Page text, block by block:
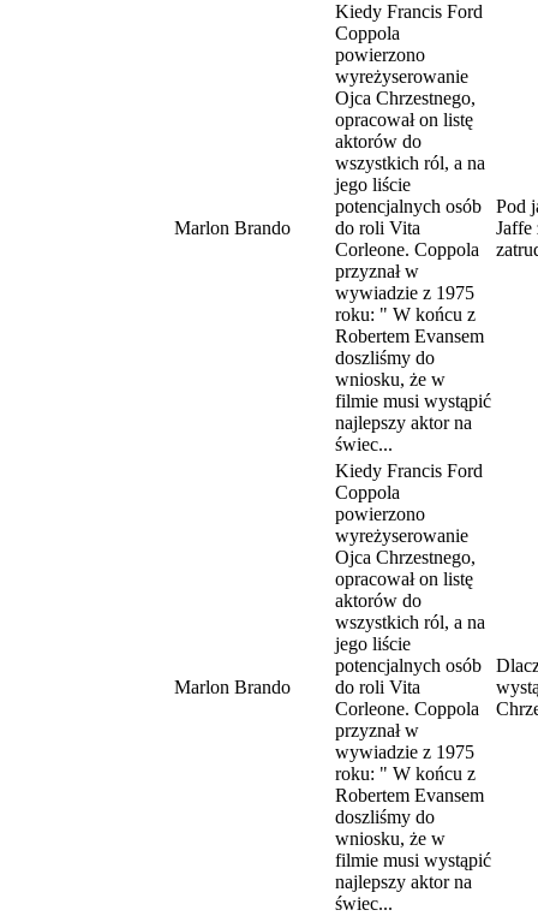
Marlon Brando
Kiedy Francis Ford
Coppola
powierzono
wyreżyserowanie
Ojca Chrzestnego,
opracował on listę
aktorów do
wszystkich ról, a na
jego liście
potencjalnych osób
do roli Vita
Corleone. Coppola
przyznał w
wywiadzie z 1975
roku: " W końcu z
Robertem Evansem
doszliśmy do
wniosku, że w
filmie musi wystąpić
najlepszy aktor na
świec...
Pod
Jaffe
Marlon Brando
Kiedy Francis Ford
Coppola
powierzono
wyreżyserowanie
Ojca Chrzestnego,
opracował on listę
aktorów do
wszystkich ról, a na
jego liście
potencjalnych osób
do roli Vita
Corleone. Coppola
przyznał w
wywiadzie z 1975
roku: " W końcu z
Robertem Evansem
doszliśmy do
wniosku, że w
filmie musi wystąpić
najlepszy aktor na
świec...